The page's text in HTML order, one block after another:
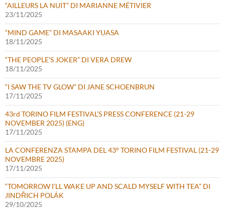
“AILLEURS LA NUIT” DI MARIANNE MÉTIVIER
23/11/2025
“MIND GAME” DI MASAAKI YUASA
18/11/2025
“THE PEOPLE’S JOKER” DI VERA DREW
18/11/2025
“I SAW THE TV GLOW” DI JANE SCHOENBRUN
17/11/2025
43rd TORINO FILM FESTIVAL’S PRESS CONFERENCE (21-29
NOVEMBER 2025) (ENG)
17/11/2025
LA CONFERENZA STAMPA DEL 43° TORINO FILM FESTIVAL (21-29
NOVEMBRE 2025)
17/11/2025
“TOMORROW I’LL WAKE UP AND SCALD MYSELF WITH TEA” DI
JINDŘICH POLÁK
29/10/2025